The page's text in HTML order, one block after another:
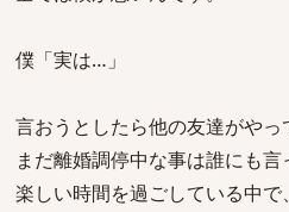
僕「実は…」
言おうとしたら他の友達がやっ
まだ離婚調停中な事は誰にも
楽しい時間を過ごしている中